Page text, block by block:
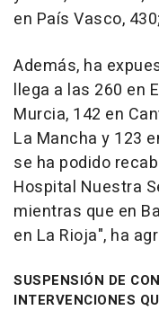
en País Vasco,
Además, ha
llega a las 260 en
Murcia, 142 en
La Mancha y 123
se ha podido
Hospital Nuestra
mientras que en
en La Rioja", ha
SUSPENSIÓN DE
INTERVENCIONES